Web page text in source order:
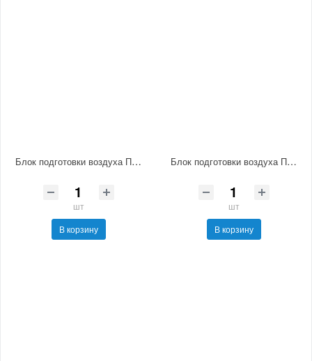
Блок подготовки воздуха П-ФРКВ1-25-5-АО
шт
В корзину
Блок подготовки воздуха П-ФРКВ1-16
шт
В корзину